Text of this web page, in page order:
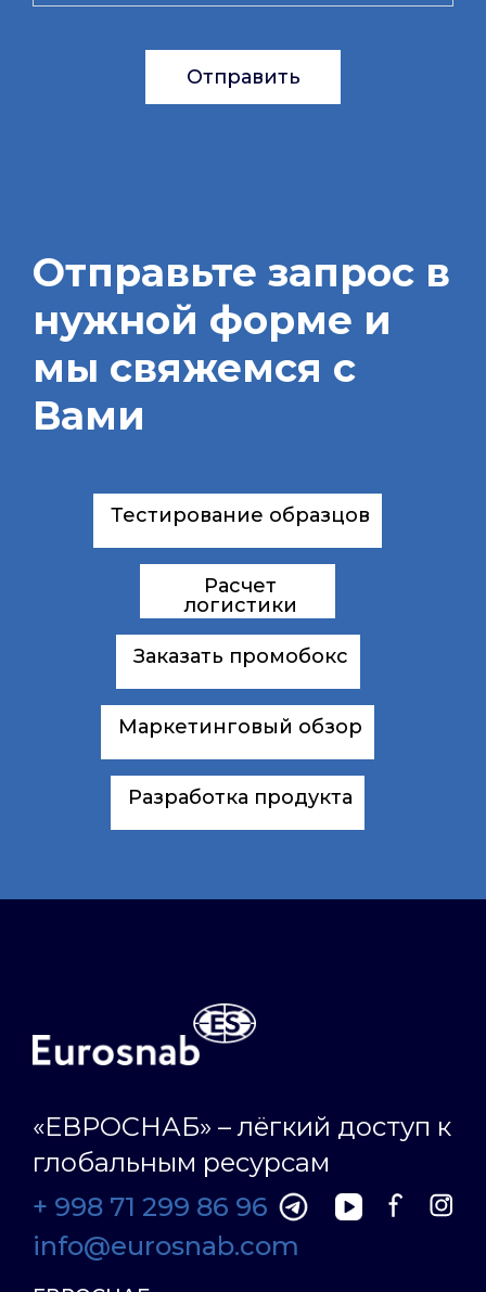
Отправить
Отправьте запрос в
нужной форме и
мы свяжемся с
Вами
Тестирование образцов
Расчет
логистики
Заказать промобокс
Маркетинговый обзор
Разработка продукта
«ЕВРОСНАБ» – лёгкий доступ к
глобальным ресурсам
+ 998 71 299 86 96
info@eurosnab.com